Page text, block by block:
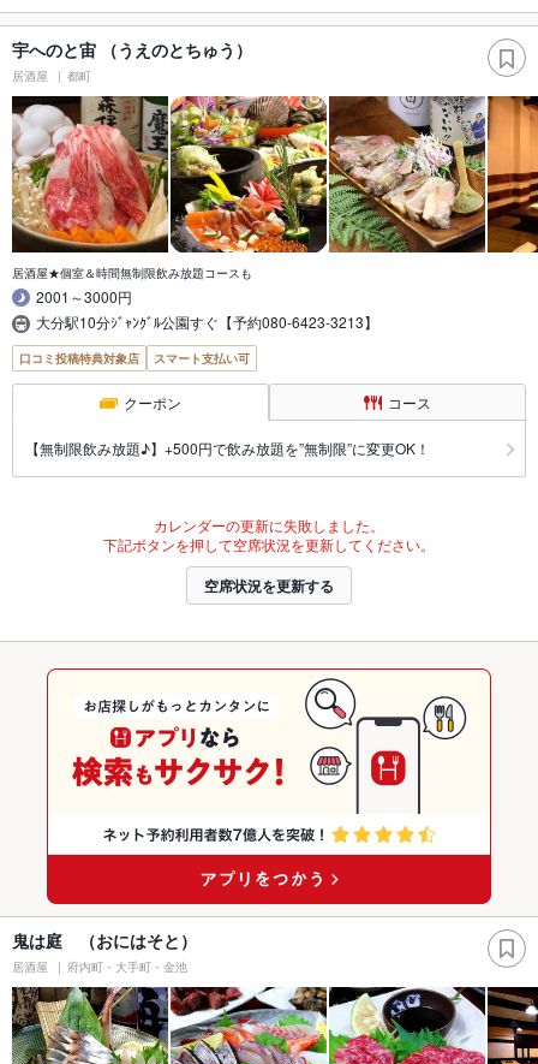
宇へのと宙 （うえのとちゅう）
居酒屋 都町
居酒屋★個室＆時間無制限飲み放題コースも
2001～3000円
大分駅10分ｼﾞｬﾝｸﾞﾙ公園すぐ【予約080-6423-3213】
口コミ投稿特典対象店 スマート支払い可
クーポン コース
【無制限飲み放題♪】+500円で飲み放題を”無制限”に変更OK！
カレンダーの更新に失敗しました。
下記ボタンを押して空席状況を更新してください。
空席状況を更新する
鬼は庭 （おにはそと）
居酒屋 府内町・大手町・金池